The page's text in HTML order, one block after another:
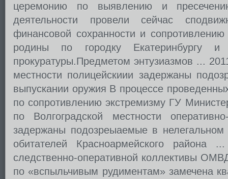
церемонию по выявлению и
деятельности провели сейчас
финансовой сохранности и
родины по городку Екатеринбургу и
прокуратуры.Предметом энтузиазмов ...
местности полицейскиии задержаны
выпускании оружия В процессе
по сопротивлению экстремизму ГУ
по Волгоградской местности
задержаны подозреыаемые в нелегальном
обитателей Красноармейского района
следственно-оперативной коллективы
по «вспыльчивым рудиментам» замечена